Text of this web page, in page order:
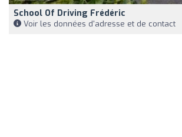
School Of Driving Frédéric
Voir les données d'adresse et de contact